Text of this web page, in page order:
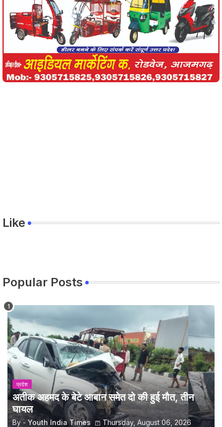
Like
Popular Posts
प्रदेश
अतीक अहमद के बेटे आबान समेत दो की हुई मौत, तीन
घायल
By - Youth India Times Thursday, August 06, 2026